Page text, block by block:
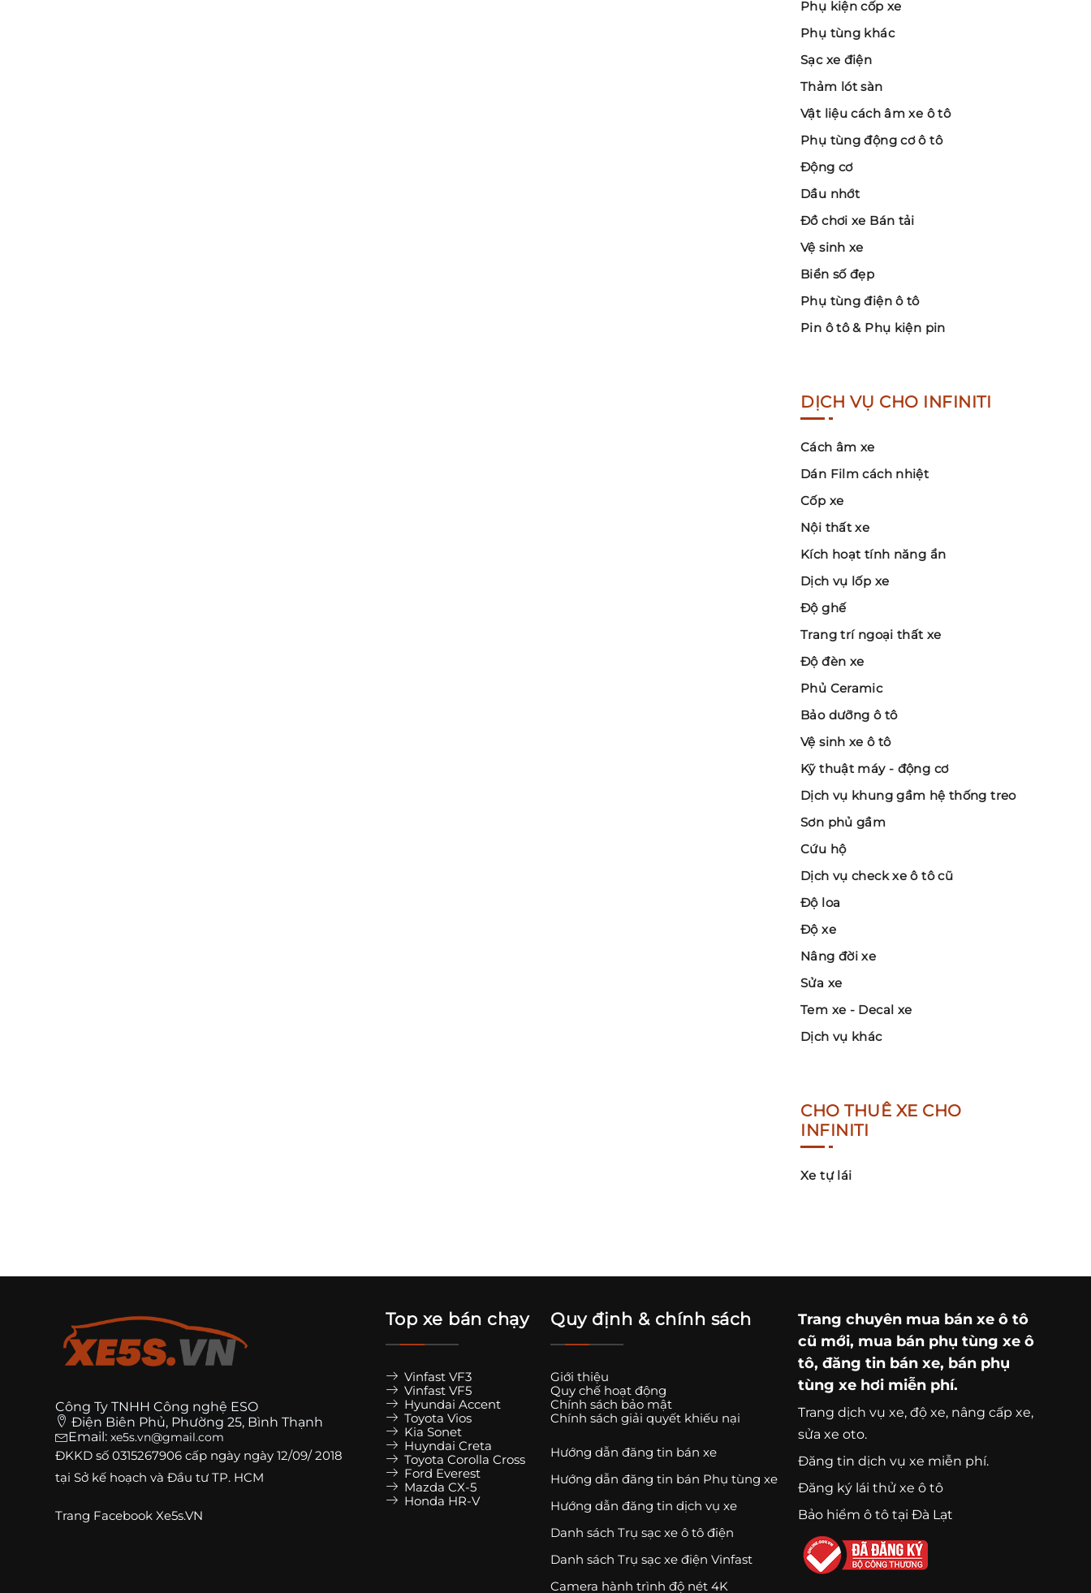
Phụ kiện cốp xe
Phụ tùng khác
Sạc xe điện
Thảm lót sàn
Vật liệu cách âm xe ô tô
Phụ tùng động cơ ô tô
Động cơ
Dầu nhớt
Đồ chơi xe Bán tải
Vệ sinh xe
Biển số đẹp
Phụ tùng điện ô tô
Pin ô tô & Phụ kiện pin
DỊCH VỤ CHO INFINITI
Cách âm xe
Dán Film cách nhiệt
Cốp xe
Nội thất xe
Kích hoạt tính năng ẩn
Dịch vụ lốp xe
Độ ghế
Trang trí ngoại thất xe
Độ đèn xe
Phủ Ceramic
Bảo dưỡng ô tô
Vệ sinh xe ô tô
Kỹ thuật máy - động cơ
Dịch vụ khung gầm hệ thống treo
Sơn phủ gầm
Cứu hộ
Dịch vụ check xe ô tô cũ
Độ loa
Độ xe
Nâng đời xe
Sửa xe
Tem xe - Decal xe
Dịch vụ khác
CHO THUÊ XE CHO
INFINITI
Xe tự lái
Công Ty TNHH Công nghệ ESO
Điện Biên Phủ, Phường 25, Bình Thạnh
Email: xe5s.vn@gmail.com
ĐKKD số 0315267906 cấp ngày ngày 12/09/ 2018
tại Sở kế hoạch và Đầu tư TP. HCM
Trang Facebook Xe5s.VN
Top xe bán chạy
Vinfast VF3
Vinfast VF5
Hyundai Accent
Toyota Vios
Kia Sonet
Huyndai Creta
Toyota Corolla Cross
Ford Everest
Mazda CX-5
Honda HR-V
Quy định & chính sách
Giới thiệu
Quy chế hoạt động
Chính sách bảo mật
Chính sách giải quyết khiếu nại
Hướng dẫn đăng tin bán xe
Hướng dẫn đăng tin bán Phụ tùng xe
Hướng dẫn đăng tin dịch vụ xe
Danh sách Trụ sạc xe ô tô điện
Danh sách Trụ sạc xe điện Vinfast
Camera hành trình độ nét 4K
Trang chuyên mua bán xe ô tô
cũ mới, mua bán phụ tùng xe ô
tô, đăng tin bán xe, bán phụ
tùng xe hơi miễn phí.
Trang dịch vụ xe, độ xe, nâng cấp xe,
sửa xe oto.
Đăng tin dịch vụ xe miễn phí.
Đăng ký lái thử xe ô tô
Bảo hiểm ô tô tại Đà Lạt